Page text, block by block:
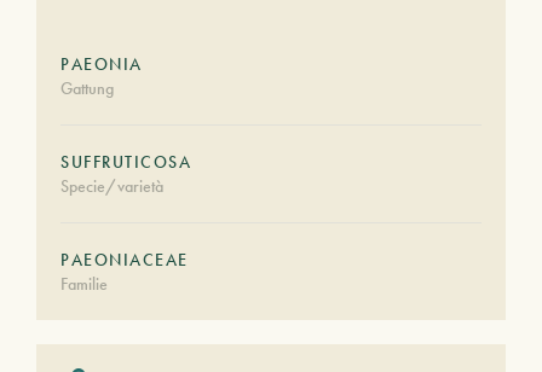
PAEONIA
Gattung
SUFFRUTICOSA
Specie/varietà
PAEONIACEAE
Familie